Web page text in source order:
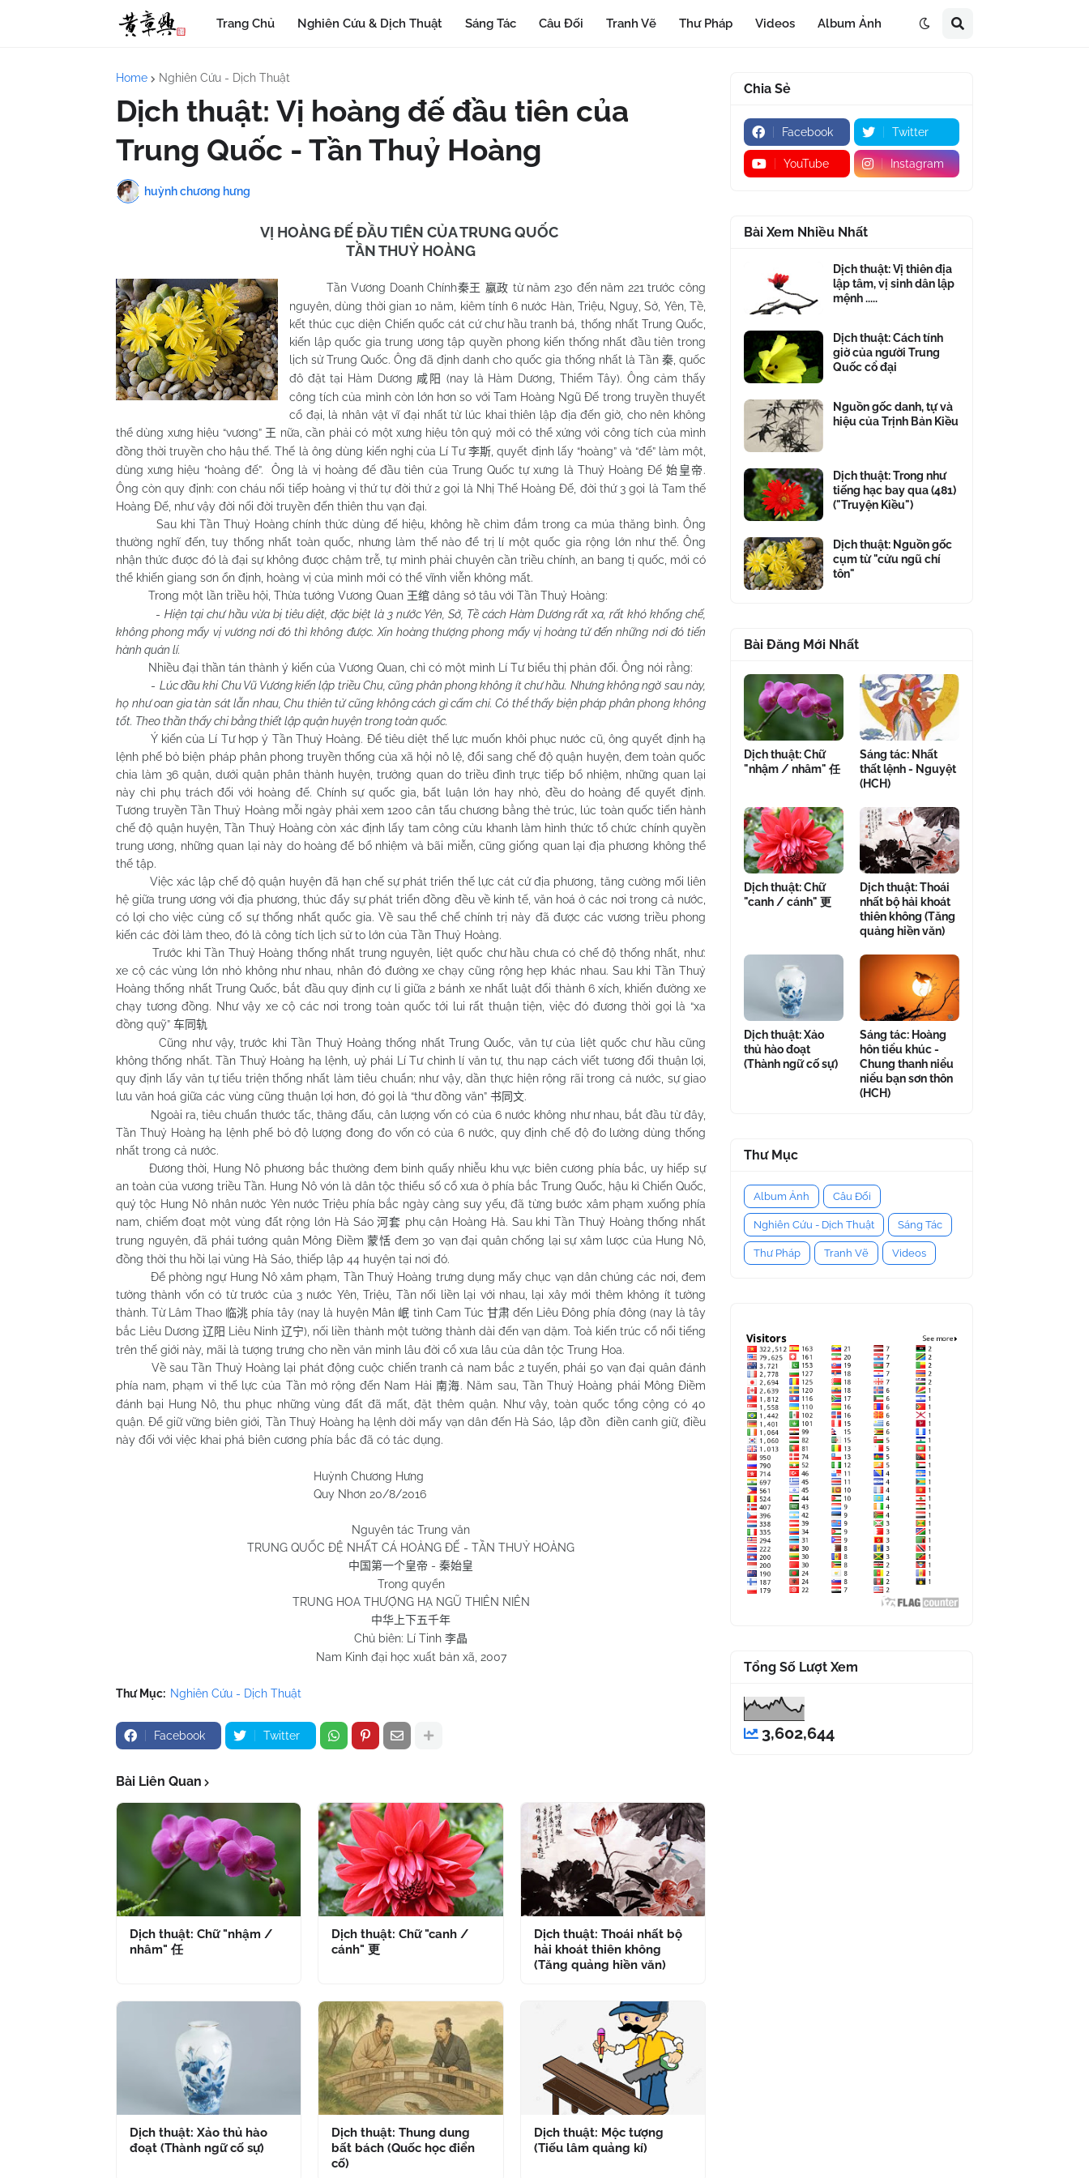
Trang Chủ Nghiên Cứu & Dịch Thuật Sáng Tác Câu Đối Tranh Vẽ Thư Pháp Videos Album Ảnh
Home Nghiên Cứu - Dịch Thuật
Dịch thuật: Vị hoàng đế đầu tiên của
Trung Quốc - Tần Thuỷ Hoàng
huỳnh chương hưng
VỊ HOÀNG ĐẾ ĐẦU TIÊN CỦA TRUNG QUỐC
TẦN THUỶ HOÀNG
Tần Vương Doanh Chính秦王 嬴政 từ năm 230 đến năm 221 trước công
nguyên, dùng thời gian 10 năm, kiêm tính 6 nước Hàn, Triệu, Nguỵ, Sở, Yên, Tề,
kết thúc cục diện Chiến quốc cát cứ chư hầu tranh bá, thống nhất Trung Quốc,
kiến lập quốc gia trung ương tập quyền phong kiến thống nhất đầu tiên trong
lịch sử Trung Quốc. Ông đã định danh cho quốc gia thống nhất là Tần 秦 , quốc
đô đặt tại Hàm Dương 咸阳 (nay là Hàm Dương, Thiểm Tây). Ông cảm thấy
công tích của mình còn lớn hơn so với Tam Hoàng Ngũ Đế trong truyền thuyết
cổ đại, là nhân vật vĩ đại nhất từ lúc khai thiên lập địa đến giờ, cho nên không
thể dùng xưng hiệu “vương” 王 nữa, cần phải có một xưng hiệu tôn quý mới có thể xứng với công tích của mình
đồng thời truyền cho hậu thế. Thế là ông dùng kiến nghị của Lí Tư李斯 , quyết định lấy “hoàng” và “đế” làm một,
dùng xưng hiệu “hoàng đế”. Ông là vị hoàng đế đầu tiên của Trung Quốc tự xưng là Thuỷ Hoàng Đế始皇帝 .
Ông còn quy định: con cháu nối tiếp hoàng vị thứ tự đời thứ 2 gọi là Nhị Thế Hoàng Đế, đời thứ 3 gọi là Tam thế
Hoàng Đế, như vậy đời nối đời truyền đến thiên thu vạn đại.
Sau khi Tần Thuỷ Hoàng chính thức dùng đế hiệu, không hề chìm đắm trong ca múa thăng bình. Ông
thường nghĩ đến, tuy thống nhất toàn quốc, nhưng làm thế nào để trị lí một quốc gia rộng lớn như thế. Ông
nhận thức được đó là đại sự không được chậm trễ, tự mình phải chuyên cần triều chính, an bang tị quốc, mới có
thể khiến giang sơn ổn định, hoàng vị của mình mới có thể vĩnh viễn không mất.
Trong một lần triều hội, Thừa tướng Vương Quan 王绾 dâng sớ tâu với Tần Thuỷ Hoàng:
-Hiện tại chư hầu vừa bị tiêu diệt, đặc biệt là 3 nước Yên, Sở, Tề cách Hàm Dương rất xa, rất khó khống chế,
không phong mấy vị vương nơi đó thì không được. Xin hoàng thượng phong mấy vị hoàng tử đến những nơi đó tiến
hành quản lí.
Nhiều đại thần tán thành ý kiến của Vương Quan, chỉ có một mình Lí Tư biểu thị phản đối. Ông nói rằng:
- Lúc đầu khi Chu Vũ Vương kiến lập triềuChu, cũng phân phong không ít chư hầu. Nhưng không ngờ sau này,
họ như oan gia tàn sát lẫn nhau,Chu thiên tử cũng không cách gì cấm chỉ. Có thể thấy biện pháp phân phong không
tốt. Theo thần thấy chi bằng thiết lập quận huyện trong toàn quốc.
Ý kiến của Lí Tư hợp ý Tần Thuỷ Hoàng. Để tiêu diệt thế lực muốn khôi phục nước cũ, ông quyết định hạ
lệnh phế bỏ biện pháp phân phong truyền thống của xã hội nô lệ, đổi sang chế độ quận huyện, đem toàn quốc
chia làm 36 quận, dưới quận phân thành huyện, trưởng quan do triều đình trực tiếp bổ nhiệm, những quan lại
này chỉ phụ trách đối với hoàng đế. Chính sự quốc gia, bất luận lớn hay nhỏ, đều do hoàng đế quyết định.
Tương truyền Tần Thuỷ Hoàng mỗi ngày phải xem 1200 cân tấu chương bằng thẻ trúc, lúc toàn quốc tiến hành
chế độ quận huyện, Tần Thuỷ Hoàng còn xác định lấy tam công cửu khanh làm hình thức tổ chức chính quyền
trung ương, những quan lại này do hoàng đế bổ nhiệm và bãi miễn, cũng giống quan lại địa phương không thể
thế tập.
Việc xác lập chế độ quận huyện đã hạn chế sự phát triển thế lực cát cứ địa phương, tăng cường mối liên
hệ giữa trung ương với địa phương, thúc đẩy sự phát triển đồng đều về kinh tế, văn hoá ở các nơi trong cả nước,
có lợi cho việc củng cố sự thống nhất quốc gia. Về sau thể chế chính trị này đã được các vương triều phong
kiến các đời làm theo, đó là công tích lịch sử to lớn của Tần Thuỷ Hoàng.
Trước khi Tần Thuỷ Hoàng thống nhất trung nguyên, liệt quốc chư hầu chưa có chế độ thống nhất, như:
xe cộ các vùng lớn nhỏ không như nhau, nhân đó đường xe chạy cũng rộng hẹp khác nhau. Sau khi Tần Thuỷ
Hoàng thống nhất Trung Quốc, bắt đầu quy định cự li giữa 2 bánh xe nhất luật đổi thành 6 xích, khiến đường xe
chạy tương đồng. Như vậy xe cộ các nơi trong toàn quốc tới lui rất thuận tiện, việc đó đương thời gọi là “xa
đồng quỹ” 车同轨
Cũng như vậy, trước khi Tần Thuỷ Hoàng thống nhất Trung Quốc, văn tự của liệt quốc chư hầu cũng
không thống nhất. Tần Thuỷ Hoàng hạ lệnh, uỷ phái Lí Tư chỉnh lí văn tự, thu nạp cách viết tương đối thuận lợi,
quy định lấy văn tự tiểu triện thống nhất làm tiêu chuẩn; như vậy, dần thực hiện rộng rãi trong cả nước, sự giao
lưu văn hoá giữa các vùng cũng thuận lợi hơn, đó gọi là “thư đồng văn” 书同文.
Ngoài ra, tiêu chuẩn thước tấc, thăng đấu, cân lượng vốn có của 6 nước không như nhau, bắt đầu từ đây,
Tần Thuỷ Hoàng hạ lệnh phế bỏ độ lượng đong đo vốn có của 6 nước, quy định chế độ đo lường dùng thống
nhất trong cả nước.
Đương thời, Hung Nô phương bắc thường đem binh quấy nhiễu khu vực biên cương phía bắc, uy hiếp sự
an toàn của vương triều Tần. Hung Nô vón là dân tộc thiểu số cổ xưa ở phía bắc Trung Quốc, hậu kì Chiến Quốc,
quý tộc Hung Nô nhân nước Yên nước Triệu phía bắc ngày càng suy yếu, đã từng bước xâm phạm xuống phía
nam, chiếm đoạt một vùng đất rộng lớn Hà Sáo河套 phụ cận Hoàng Hà. Sau khi Tần Thuỷ Hoàng thống nhất
trung nguyên, đã phái tướng quân Mông Điềm蒙恬 đem 30 vạn đại quân chống lại sự xâm lược của Hung Nô,
đồng thời thu hồi lại vùng Hà Sáo, thiếp lập 44 huyện tại nơi đó.
Để phòng ngự Hung Nô xâm phạm, Tần Thuỷ Hoàng trưng dụng mấy chục vạn dân chúng các nơi, đem
tường thành vốn có từ trước của 3 nước Yên, Triệu, Tần nối liền lại với nhau, lại xây mới thêm không ít tường
thành. Từ Lâm Thao 临洮 phía tây (nay là huyện Mân 岷 tỉnh Cam Túc 甘肃đến Liêu Đông phía đông (nay là tây
bắc Liêu Dương辽阳 Liêu Ninh辽宁), nối liền thành một tường thành dài đến vạn dặm. Toà kiến trúc cổ nổi tiếng
trên thế giới này, mãi là tượng trưng cho nền văn minh lâu đời cổ xưa lâu của dân tộc Trung Hoa.
Về sau Tần Thuỷ Hoàng lại phát động cuộc chiến tranh cả nam bắc 2 tuyến, phái 50 vạn đại quân đánh
phía nam, phạm vi thế lực của Tần mở rộng đến Nam Hải 南海. Năm sau, Tần Thuỷ Hoàng phái Mông Điềm
đánh bại Hung Nô, thu phục những vùng đất đã mất, đặt thêm quận. Như vậy, toàn quốc tổng cộng có 40
quận. Để giữ vững biên giới, Tần Thuỷ Hoàng hạ lệnh dời mấy vạn dân đến Hà Sáo, lập đồn điền canh giữ, điều
này đối với việc khai phá biên cương phía bắc đã có tác dụng.
Huỳnh Chương Hưng
Quy Nhơn 20/8/2016
Nguyên tác Trung văn
TRUNG QUỐC ĐỆ NHẤT CÁ HOÀNG ĐẾ - TẦN THUỶ HOÀNG
中国第一个皇帝 - 秦始皇
Trong quyển
TRUNG HOA THƯỢNG HẠ NGŨ THIÊN NIÊN
中华上下五千年
Chủ biên: Lí Tinh 李晶
Nam Kinh đại học xuất bản xã, 2007
Thư Mục: Nghiên Cứu - Dịch Thuật
Facebook Twitter
Bài Liên Quan
Dịch thuật: Chữ "nhậm /
nhâm" 任
Dịch thuật: Chữ "canh /
cánh" 更
Dịch thuật: Thoái nhất bộ
hải khoát thiên không
(Tăng quảng hiền văn)
Dịch thuật: Xảo thủ hào
đoạt (Thành ngữ cố sự)
Dịch thuật: Thung dung
bất bách (Quốc học điển
cố)
Dịch thuật: Mộc tượng
(Tiếu lâm quảng kí)
Chia Sẻ
Facebook Twitter
YouTube Instagram
Bài Xem Nhiều Nhất
Dịch thuật: Vị thiên địa
lập tâm, vị sinh dân lập
mệnh .....
Dịch thuật: Cách tính
giờ của người Trung
Quốc cổ đại
Nguồn gốc danh, tự và
hiệu của Trịnh Bản Kiều
Dịch thuật: Trong như
tiếng hạc bay qua (481)
("Truyện Kiều")
Dịch thuật: Nguồn gốc
cụm từ "cửu ngũ chí
tôn"
Bài Đăng Mới Nhất
Dịch thuật: Chữ
"nhậm / nhâm" 任
Sáng tác: Nhất
thất lệnh - Nguyệt
(HCH)
Dịch thuật: Chữ
"canh / cánh" 更
Dịch thuật: Thoái
nhất bộ hải khoát
thiên không (Tăng
quảng hiền văn)
Dịch thuật: Xảo
thủ hào đoạt
(Thành ngữ cố sự)
Sáng tác: Hoàng
hôn tiểu khúc -
Chung thanh niểu
niểu bạn sơn thôn
(HCH)
Thư Mục
Album Ảnh Câu Đối
Nghiên Cứu - Dịch Thuật Sáng Tác
Thư Pháp Tranh Vẽ Videos
Tổng Số Lượt Xem
3,602,644